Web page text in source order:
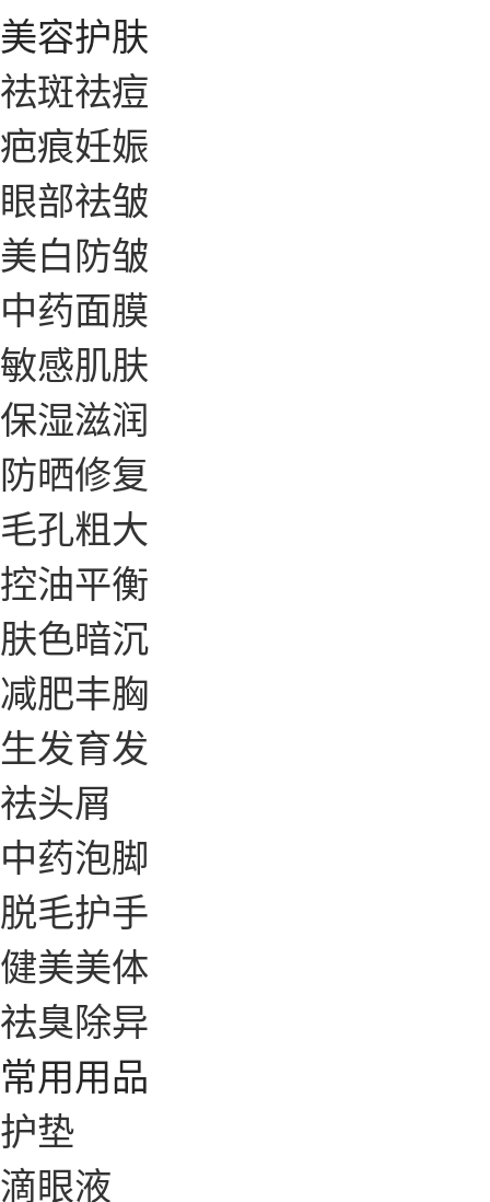
美容护肤
祛斑祛痘
疤痕妊娠
眼部祛皱
美白防皱
中药面膜
敏感肌肤
保湿滋润
防晒修复
毛孔粗大
控油平衡
肤色暗沉
减肥丰胸
生发育发
祛头屑
中药泡脚
脱毛护手
健美美体
祛臭除异
常用用品
护垫
滴眼液